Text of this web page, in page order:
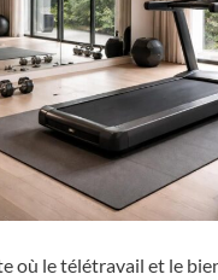
où le télétravail et le